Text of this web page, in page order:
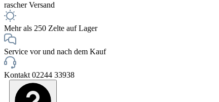
rascher Versand
Mehr als 250 Zelte auf Lager
Service vor und nach dem Kauf
Kontakt 02244 33938